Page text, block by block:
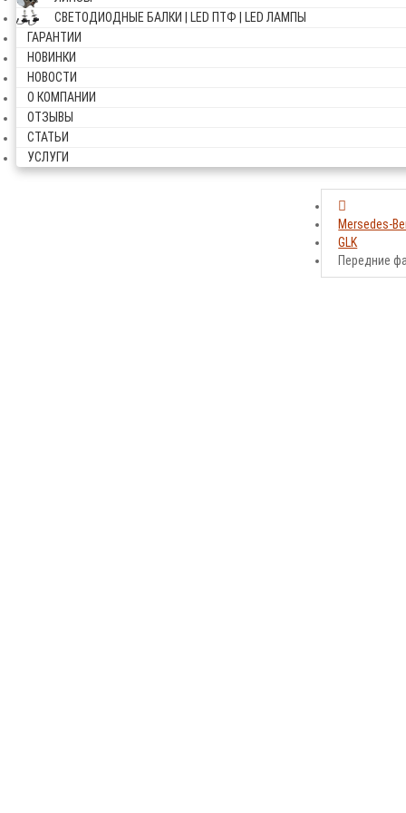
СВЕТОДИОДНЫЕ БАЛКИ | LED ПТФ | LED ЛАМПЫ
ГАРАНТИИ
НОВИНКИ
НОВОСТИ
О КОМПАНИИ
ОТЗЫВЫ
СТАТЬИ
УСЛУГИ
Mersedes-
GLK
Передние